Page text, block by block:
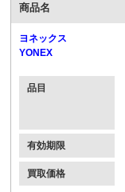
商品名
ヨネックス
YONEX
品目
有効期限
買取価格